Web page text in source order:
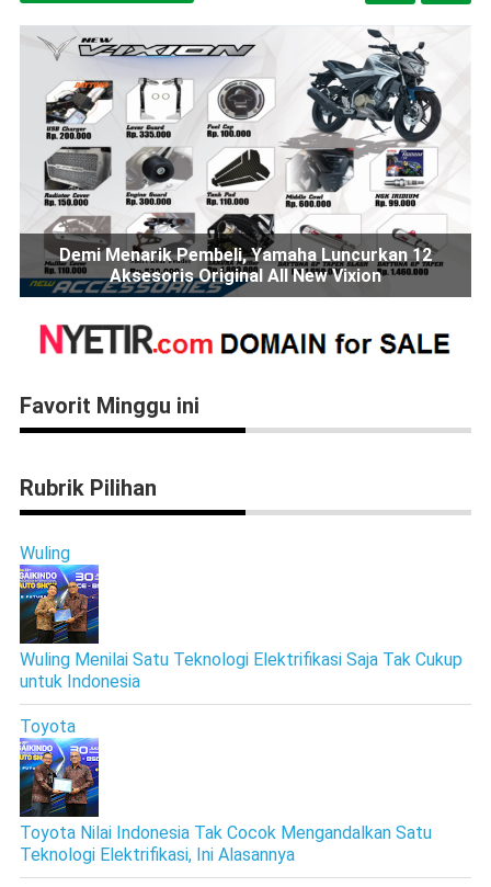
Demi Menarik Pembeli, Yamaha Luncurkan 12
Aksesoris Original All New Vixion
Favorit Minggu ini
Rubrik Pilihan
Wuling
Wuling Menilai Satu Teknologi Elektrifikasi Saja Tak Cukup
untuk Indonesia
Toyota
Toyota Nilai Indonesia Tak Cocok Mengandalkan Satu
Teknologi Elektrifikasi, Ini Alasannya